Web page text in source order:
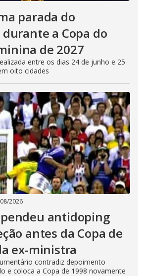
parada do
a Copa do
de 2027
entre os dias 24 de junho e 25
oito cidades
2026
antidoping
antes da Copa de
ex-ministra
contradiz depoimento
e coloca a Copa de 1998 novamente